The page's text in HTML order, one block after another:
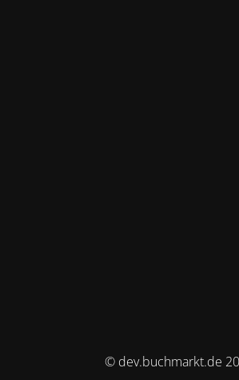
© dev.buchmarkt.de